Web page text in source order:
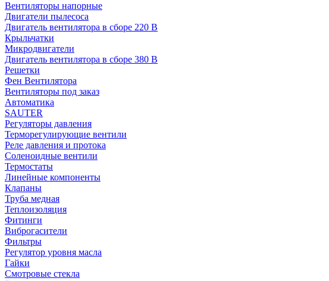
Вентиляторы напорные
Двигатели пылесоса
Двигатель вентилятора в сборе 220 В
Крыльчатки
Микродвигатели
Двигатель вентилятора в сборе 380 В
Решетки
Фен Вентилятора
Вентиляторы под заказ
Автоматика
SAUTER
Регуляторы давления
Терморегулирующие вентили
Реле давления и протока
Соленоидные вентили
Термостаты
Линейные компоненты
Клапаны
Труба медная
Теплоизоляция
Фитинги
Виброгасители
Фильтры
Регулятор уровня масла
Гайки
Смотровые стекла